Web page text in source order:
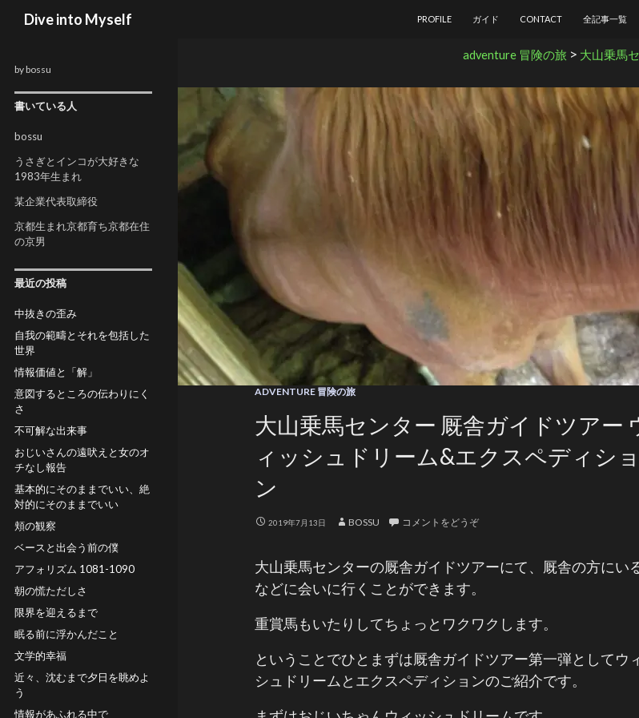
Dive into Myself
検索
PROFILE
ガイド CONTACT 全記事一覧
adventure 冒険の旅 > 大山乗馬
ADVENTURE 冒険の旅
大山乗馬センター 厩舎ガイドツアー
ィッシュドリーム&エクスペディショ
ン
2019年7月13日 BOSSU コメントをどうぞ
大山乗馬センターの厩舎ガイドツアーにて、厩舎の方にい
などに会いに行くことができます。
重賞馬もいたりしてちょっとワクワクします。
ということでひとまずは厩舎ガイドツアー第一弾としてウ
シュドリームとエクスペディションのご紹介です。
by bossu
書いている人
bossu
うさぎとインコが大好きな
1983年生まれ
某企業代表取締役
京都生まれ京都育ち京都在住
の京男
最近の投稿
中抜きの歪み
自我の範疇とそれを包括した
世界
情報価値と「解」
意図するところの伝わりにく
さ
不可解な出来事
おじいさんの遠吠えと女のオ
チなし報告
基本的にそのままでいい、絶
対的にそのままでいい
頬の観察
ベースと出会う前の僕
アフォリズム 1081-1090
朝の慌ただしさ
限界を迎えるまで
眠る前に浮かんだこと
文学的幸福
近々、沈むまで夕日を眺めよ
う
情報があふれる中で